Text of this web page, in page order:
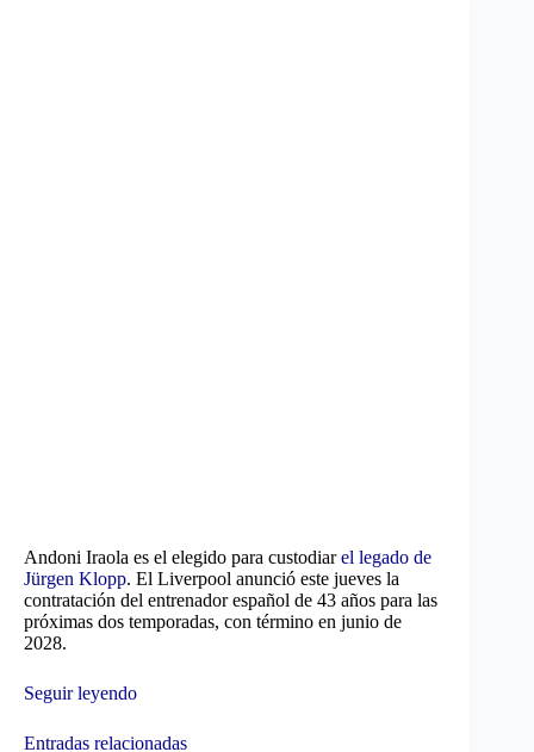
Andoni Iraola es el elegido para custodiarel legado de
Jürgen Klopp. El Liverpool anunció este jueves la
contratación del entrenador español de 43 años para las
próximas dos temporadas, con término en junio de
2028.
Seguir leyendo
Entradas relacionadas